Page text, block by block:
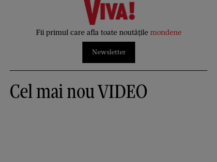
Fii primul care afla toate noutățile mondene
Newsletter
Cel mai nou VIDEO